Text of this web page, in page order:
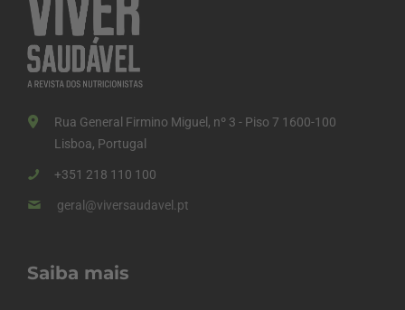
Rua General Firmino Miguel, nº 3 - Piso 7 1600-100
Lisboa, Portugal
+351 218 110 100
geral@viversaudavel.pt
Saiba mais